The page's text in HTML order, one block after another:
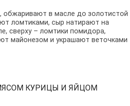
обжаривают в масле до золотистой
ломтиками, сыр натирают на
сверху – ломтики помидора,
майонезом и украшают веточками
КУРИЦЫ И ЯЙЦОМ